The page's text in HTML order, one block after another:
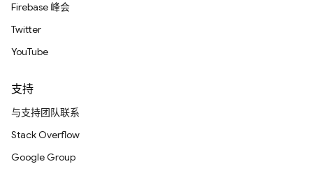
Firebase 峰会
Twitter
YouTube
支持
与支持团队联系
Stack Overflow
Google Group